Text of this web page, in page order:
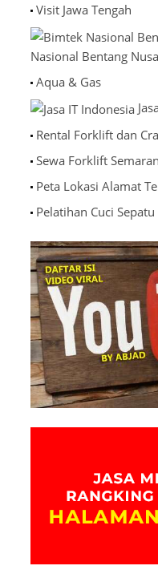
Visit Jawa Tengah
Nasional Bentang
Aqua & Gas
Rental Forklift dan
Sewa Forklift
Peta Lokasi Alamat
Pelatihan Cuci